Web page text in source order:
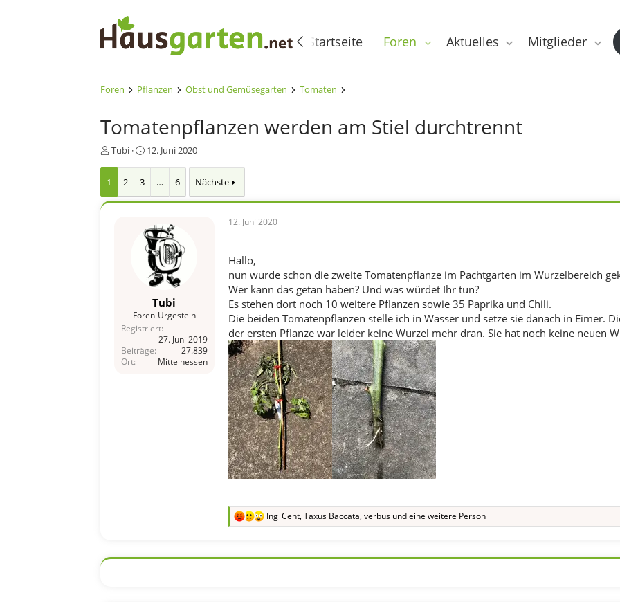
Startseite Foren Aktuelles Mitglieder
Foren Pflanzen Obst und Gemüsegarten Tomaten
Tomatenpflanzen werden am Stiel durchtrennt
E
e
Tubi
E
e
t
a
m
12. Juni 2020
1 2 3 … 6 Nächste
Tubi
Foren-Urgestein
Registriert
27. Juni 2019
Beiträge
27.839
Ort
Mittelhessen
12. Juni 2020
Hallo,
nun wurde schon die zweite Tomatenpflanze im Pachtgarten im Wurzelbereich
Wer kann das getan haben? Und was würdet Ihr tun?
Es stehen dort noch 10 weitere Pflanzen sowie 35 Paprika und Chili.
Die beiden Tomatenpflanzen stelle ich in Wasser und setze sie danach in Eimer.
der ersten Pflanze war leider keine Wurzel mehr dran. Sie hat noch keine neuen
R
Ing_Cent, Taxus Baccata, verbusund eine weitere Person